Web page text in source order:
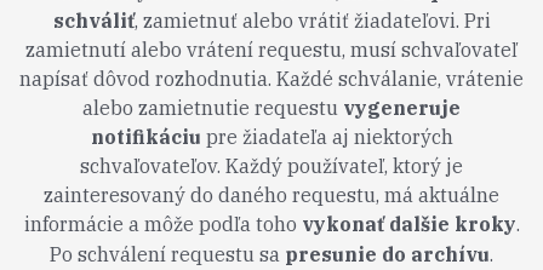
schváliť, zamietnuťalebo vrátiťžiadateľovi. Pri
zamietnutí alebo vrátení requestu, musí schvaľovateľ
napísať dôvod rozhodnutia. Každé schválanie, vrátenie
alebo zamietnutie requestu vygeneruje
notifikáciu pre žiadateľa aj niektorých
schvaľovateľov. Každý používateľ, ktorý je
zainteresovaný do daného requestu, má aktuálne
informácie a môže podľa toho vykonaťdalšie kroky.
Po schválení requestu sa presunie do archívu.